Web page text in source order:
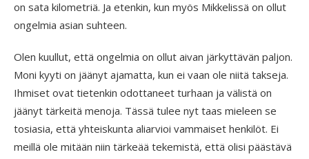
on sata kilometriä. Ja etenkin, kun myös Mikkelissä on ollut
ongelmia asian suhteen.
Olen kuullut, että ongelmia on ollut aivan järkyttävän paljon.
Moni kyyti on jäänyt ajamatta, kun ei vaan ole niitä takseja.
Ihmiset ovat tietenkin odottaneet turhaan ja välistä on
jäänyt tärkeitä menoja. Tässä tulee nyt taas mieleen se
tosiasia, että yhteiskunta aliarvioi vammaiset henkilöt. Ei
meillä ole mitään niin tärkeää tekemistä, että olisi päästävä